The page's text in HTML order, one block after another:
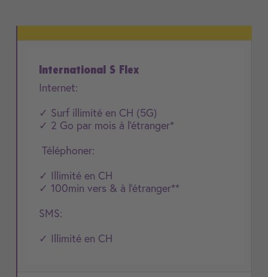
International S Flex
Internet:
✓ Surf illimité en CH (5G)
✓ 2 Go par mois à l'étranger*
Téléphoner:
✓ Illimité en CH
✓ 100min vers & à l'étranger**
SMS:
✓ Illimité en CH